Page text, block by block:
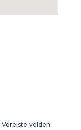
Vereiste velden